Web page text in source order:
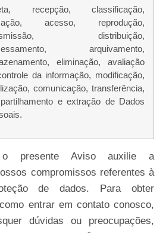
recepção, classificação,
acesso, reprodução,
distribuição,
arquivamento,
eliminação, avaliação
da informação, modificação,
comunicação, transferência,
e extração de Dados
o presente Aviso auxilie a
compromissos referentes à
de dados. Para obter
entrar em contato conosco,
dúvidas ou preocupações,